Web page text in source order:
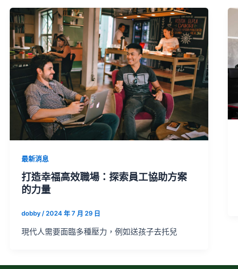
最新消息
打造幸福高效職場：探索員工協助方案
的力量
dobby/2024 年 7 月 29 日
現代人需要面臨多種壓力，例如送孩子去托兒